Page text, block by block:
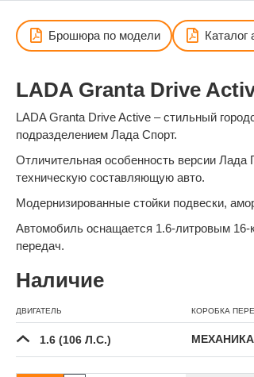
Брошюра по модели Каталог
LADA Granta Drive
LADA Granta Drive Active – стильный
подразделением Лада Спорт.
Отличительная особенность версии
техническую составляющую авто.
Модернизированные стойки подвески,
Автомобиль оснащается 1.6-литровым 16-
передач.
Наличие
ДВИГАТЕЛЬ КОРОБКА
1.6 (106 Л.С.) МЕХАНИКА